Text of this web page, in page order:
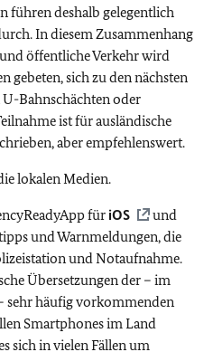
führen deshalb gelegentlich
In diesem Zusammenhang
öffentliche Verkehr wird
gebeten, sich zu den nächsten
Bahnschächten oder
ist für ausländische
aber empfehlenswert.
lokalen Medien.
für iOS
und
und Warnmeldungen, die
und Notaufnahme.
Übersetzungen der – im
sehr häufig vorkommenden
Smartphones im Land
sich in vielen Fällen um